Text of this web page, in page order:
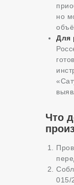
но
Для
Что
015/